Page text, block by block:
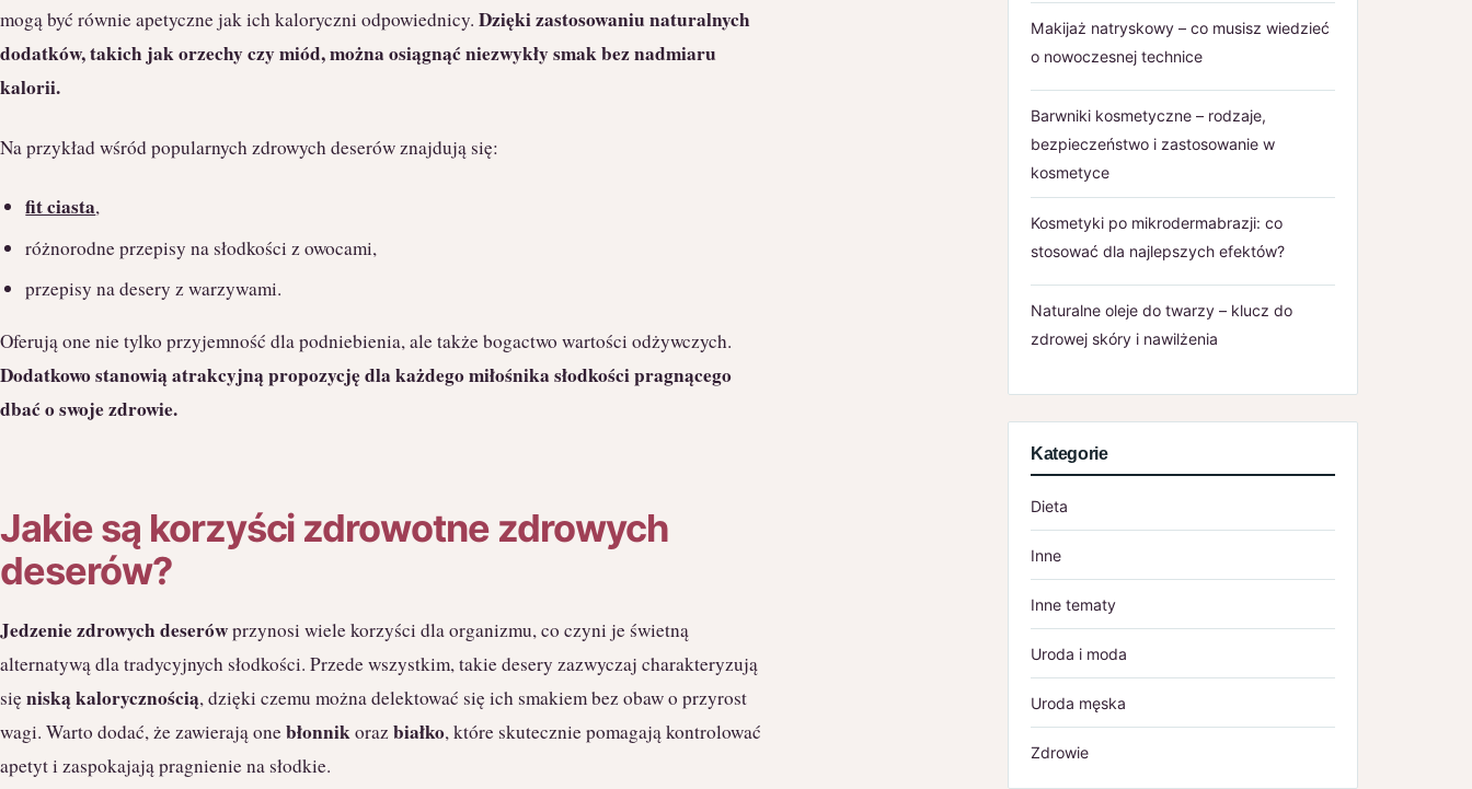
mogą być równie apetyczne jak ich kaloryczni odpowiednicy. Dzięki zastosowaniu naturalnych
dodatków, takich jak orzechy czy miód, można osiągnąć niezwykły smak bez nadmiaru
kalorii.
Na przykład wśród popularnych zdrowych deserów znajdują się:
fit ciasta,
różnorodne przepisy na słodkości z owocami,
przepisy na desery z warzywami.
Oferują one nie tylko przyjemność dla podniebienia, ale także bogactwo wartości odżywczych.
Dodatkowo stanowią atrakcyjną propozycję dla każdego miłośnika słodkości pragnącego
dbać o swoje zdrowie.
Jakie są korzyści zdrowotne zdrowych
deserów?
Jedzenie zdrowych deserówprzynosi wiele korzyści dla organizmu, co czyni je świetną
alternatywą dla tradycyjnych słodkości. Przede wszystkim, takie desery zazwyczaj charakteryzują
się niską kalorycznością, dzięki czemu można delektować się ich smakiem bez obaw o przyrost
wagi. Warto dodać, że zawierają onebłonnikorazbiałko, które skutecznie pomagają kontrolować
apetyt i zaspokajają pragnienie na słodkie.
Makijaż natryskowy – co musisz wiedzieć
o nowoczesnej technice
Barwniki kosmetyczne – rodzaje,
bezpieczeństwo i zastosowanie w
kosmetyce
Kosmetyki po mikrodermabrazji: co
stosować dla najlepszych efektów?
Naturalne oleje do twarzy – klucz do
zdrowej skóry i nawilżenia
Kategorie
Dieta
Inne
Inne tematy
Uroda i moda
Uroda męska
Zdrowie